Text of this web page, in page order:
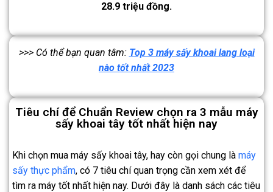
28.9 triệu đồng.
>>> Có thể bạn quan tâm: Top 3 máy sấy khoai lang loại
nào tốt nhất 2023
Tiêu chí để Chuẩn Review chọn ra 3 mẫu máy
sấy khoai tây tốt nhất hiện nay
Khi chọn mua máy sấy khoai tây, hay còn gọi chung là máy
sấy thực phẩm, có 7 tiêu chí quan trọng cần xem xét để
tìm ra máy tốt nhất hiện nay. Dưới đây là danh sách các tiêu